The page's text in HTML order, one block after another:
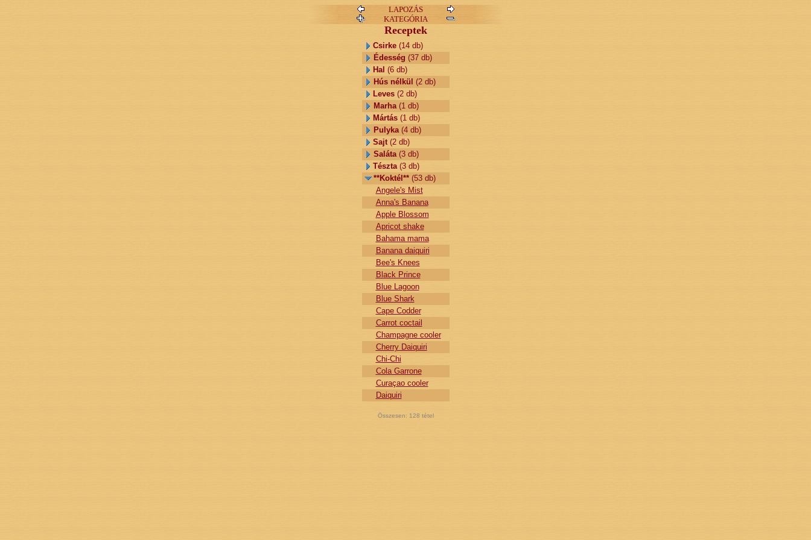
LAPOZÁS
KATEGÓRIA
Receptek
Csirke(14 db)
Édesség (37 db)
Hal (6 db)
Hús nélkül (2 db)
Leves(2 db)
Marha(1 db)
Mártás(1 db)
Pulyka(4 db)
Sajt(2 db)
Saláta(3 db)
Tészta(3 db)
**Koktél**(53 db)
Angele's Mist
Anna's Banana
Apple Blossom
Apricot shake
Bahama mama
Banana daiquiri
Bee's Knees
Black Prince
Blue Lagoon
Blue Shark
Cape Codder
Carrot coctail
Champagne cooler
Cherry Daiquiri
Chi-Chi
Cola Garrone
Curaçao cooler
Daiquiri
Összesen: 128 tétel